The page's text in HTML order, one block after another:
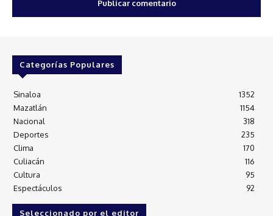
Categorías Populares
Sinaloa
1352
Mazatlán
1154
Nacional
318
Deportes
235
Clima
170
Culiacán
116
Cultura
95
Espectáculos
92
Seleccionado por el editor